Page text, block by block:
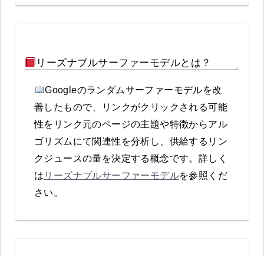
リーズナブルサーファーモデルとは？
Googleのランダムサーファーモデルを改
善したもので、リンクがクリックされる可能
性をリンク元のページの主題や特徴からアル
ゴリズムにて関連性を分析し、供給するリン
クジュースの量を決定する概念です。詳しく
は リーズナブルサーファーモデルを参照くだ
さい。